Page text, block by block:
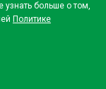
больше о том,
Политике